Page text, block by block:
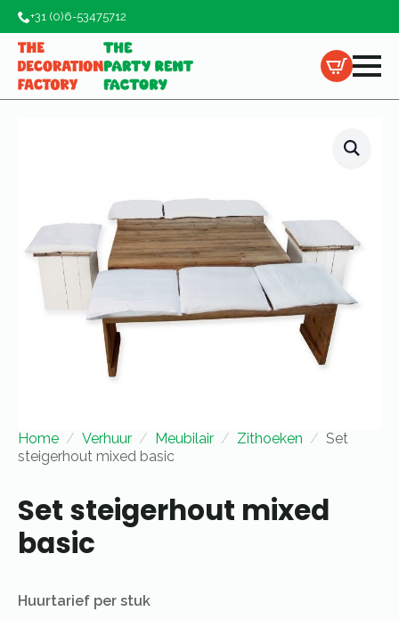
+31 (0)6-53475712
Home Verhuur Meubilair Zithoeken
Set
steigerhout mixed basic
Set steigerhout mixed
basic
Huurtarief per stuk